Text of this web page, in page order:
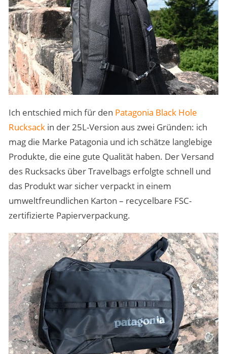
Ich entschied mich für den Patagonia Black Hole
Rucksackin der 25L-Version aus zwei Gründen: ich
mag die Marke Patagonia und ich schätze langlebige
Produkte, die eine gute Qualität haben. Der Versand
des Rucksacks über Travelbags erfolgte schnell und
das Produkt war sicher verpackt in einem
umweltfreundlichen Karton – recycelbare FSC-
zertifizierte Papierverpackung.